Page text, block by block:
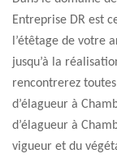
Entreprise DR est
l’étêtage de votre
jusqu’à la
rencontrerez
d’élagueur à
d’élagueur à
vigueur et du